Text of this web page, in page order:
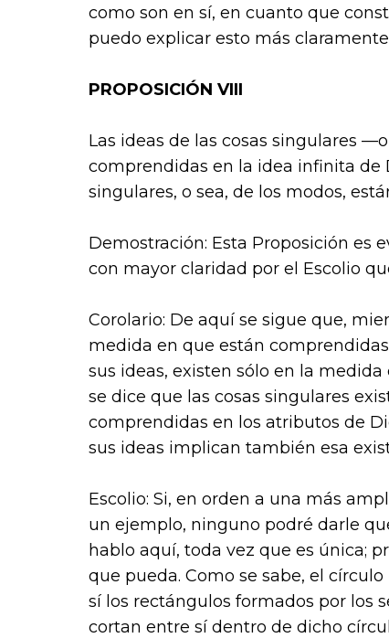
como son en sí, en cuanto que
puedo explicar esto más
PROPOSICIÓN VIII
Las ideas de las cosas singulares
comprendidas en la idea infinita de
singulares, o sea, de los modos,
Demostración: Esta Proposición es
con mayor claridad por el Escolio
Corolario: De aquí se sigue que,
medida en que están
sus ideas, existen sólo en la
se dice que las cosas singulares
comprendidas en los atributos de
sus ideas implican también esa
Escolio: Si, en orden a una más
un ejemplo, ninguno podré darle
hablo aquí, toda vez que es única;
que pueda. Como se sabe, el
sí los rectángulos formados por los
cortan entre sí dentro de dicho